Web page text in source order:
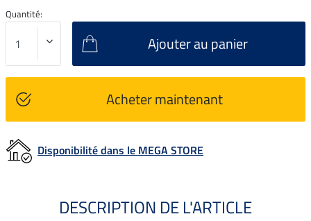
Quantité:
Ajouter au panier
Acheter maintenant
Disponibilité dans le MEGA STORE
DESCRIPTION DE L'ARTICLE